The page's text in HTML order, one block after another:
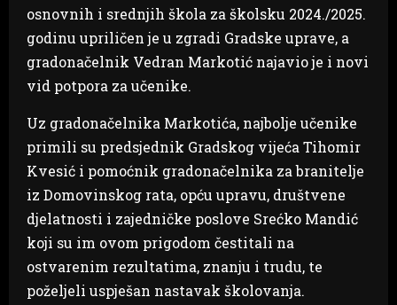
osnovnih i srednjih škola za školsku 2024./2025.
godinu upriličen je u zgradi Gradske uprave, a
gradonačelnik Vedran Markotić najavio je i novi
vid potpora za učenike.
Uz gradonačelnika Markotića, najbolje učenike
primili su predsjednik Gradskog vijeća Tihomir
Kvesić i pomoćnik gradonačelnika za branitelje
iz Domovinskog rata, opću upravu, društvene
djelatnosti i zajedničke poslove Srećko Mandić
koji su im ovom prigodom čestitali na
ostvarenim rezultatima, znanju i trudu, te
poželjeli uspješan nastavak školovanja.